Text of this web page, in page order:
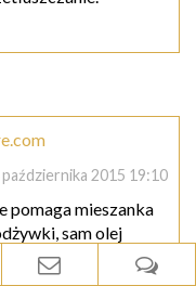
października 2015 19:10
pomaga mieszanka
sam olej
ale nie